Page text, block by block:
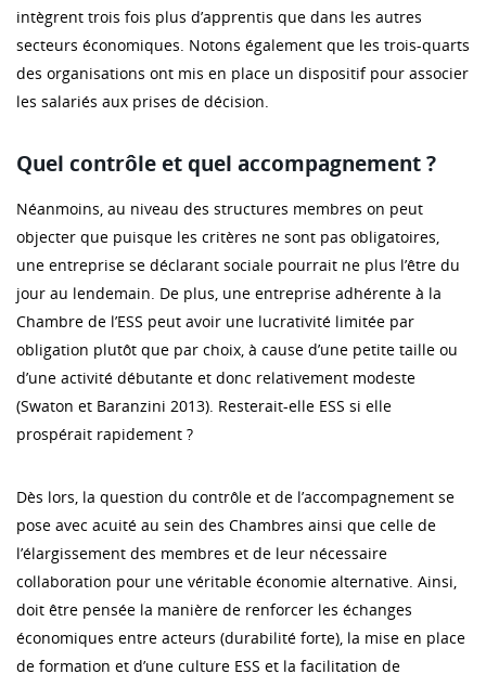
intègrent trois fois plus d’apprentis que dans les autres
secteurs économiques. Notons également que les trois-quarts
des organisations ont mis en place un dispositif pour associer
les salariés aux prises de décision.
Quel contrôle et quel accompagnement ?
Néanmoins, au niveau des structures membres on peut
objecter que puisque les critères ne sont pas obligatoires,
une entreprise se déclarant sociale pourrait ne plus l’être du
jour au lendemain. De plus, une entreprise adhérente à la
Chambre de l’ESS peut avoir une lucrativité limitée par
obligation plutôt que par choix, à cause d’une petite taille ou
d’une activité débutante et donc relativement modeste
(Swaton et Baranzini 2013). Resterait-elle ESS si elle
prospérait rapidement ?
Dès lors, la question du contrôle et de l’accompagnement se
pose avec acuité au sein des Chambres ainsi que celle de
l’élargissement des membres et de leur nécessaire
collaboration pour une véritable économie alternative. Ainsi,
doit être pensée la manière de renforcer les échanges
économiques entre acteurs (durabilité forte), la mise en place
de formation et d’une culture ESS et la facilitation de